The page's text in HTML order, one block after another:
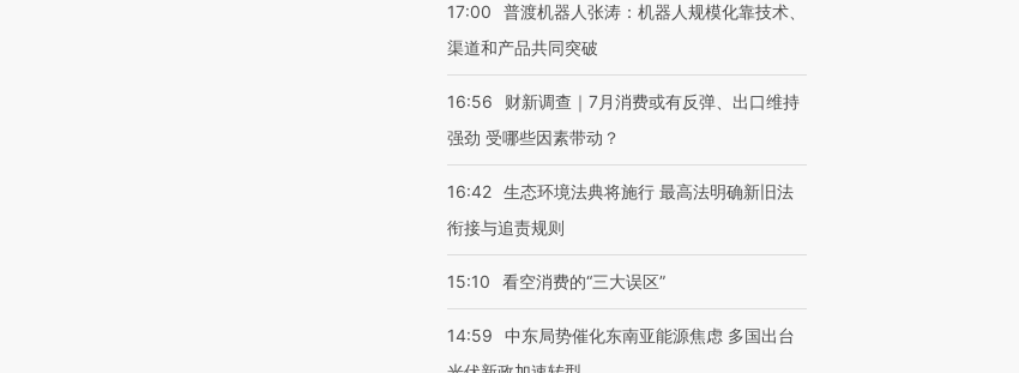
17:00
普渡机器人张涛：机器人规模化靠技术、
渠道和产品共同突破
16:56
财新调查｜7月消费或有反弹、出口维持
强劲 受哪些因素带动？
16:42 生态环境法典将施行 最高法明确新旧法
衔接与追责规则
15:10 看空消费的“三大误区”
14:59
中东局势催化东南亚能源焦虑 多国出台